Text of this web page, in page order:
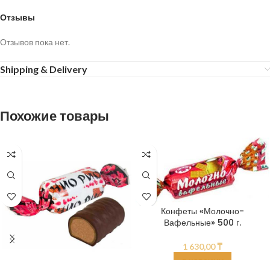
Отзывы
Отзывов пока нет.
Shipping & Delivery
Похожие товары
Конфеты «Молочно-
Вафельные» 500 г.
1 630,00₸